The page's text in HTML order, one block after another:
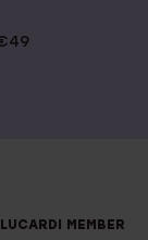
LUCARDI MEMBER